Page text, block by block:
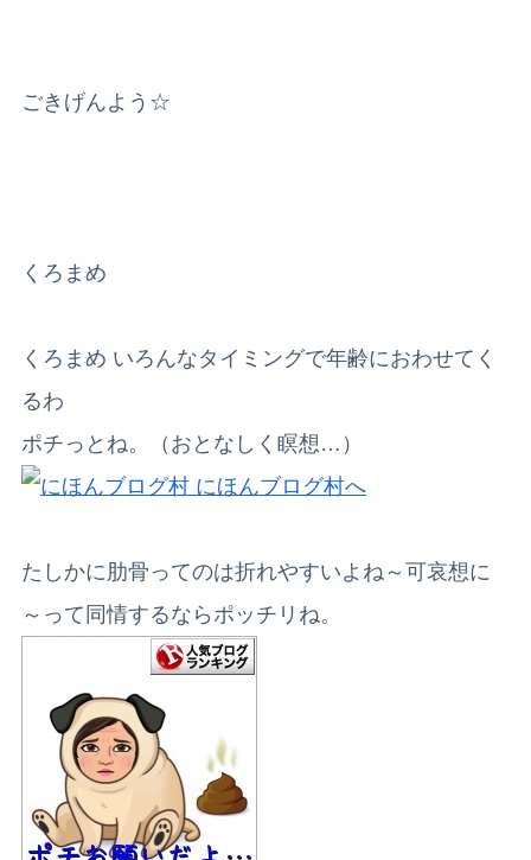
ごきげんよう☆
くろまめ
くろまめ いろんなタイミングで年齢におわせてく
るわ
ポチっとね。（おとなしく瞑想…）
たしかに肋骨ってのは折れやすいよね～可哀想に
～って同情するならポッチリね。